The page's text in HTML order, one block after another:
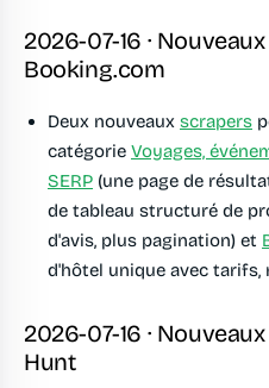
2026-07-16 ·
Booking.com
Deux nouveaux scrapers
catégorie Voyages,
SERP (une page de
de tableau structuré de
d'avis, plus pagination) et
d'hôtel unique avec tarifs,
2026-07-16 ·
Hunt